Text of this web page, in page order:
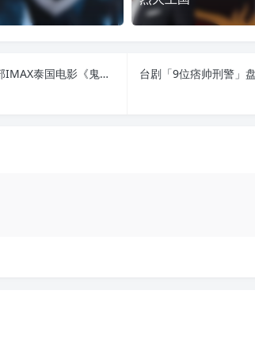
挑战泰影最卖座鬼片！全球首部IMAX泰国电影《鬼声泣》2024恐惧登台